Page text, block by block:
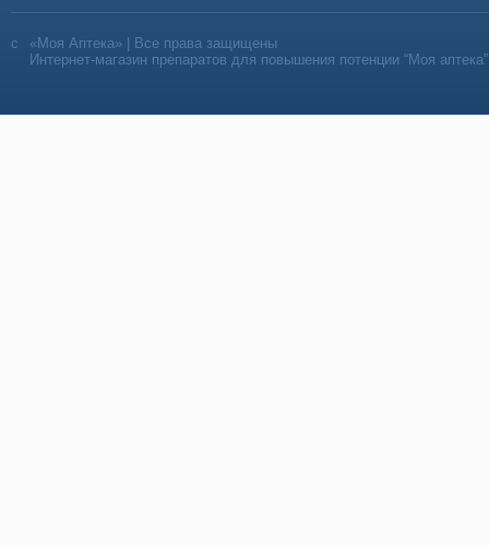
«Моя Аптека» | Все права защищены
Интернет-магазин препаратов для повышения потенции “Моя